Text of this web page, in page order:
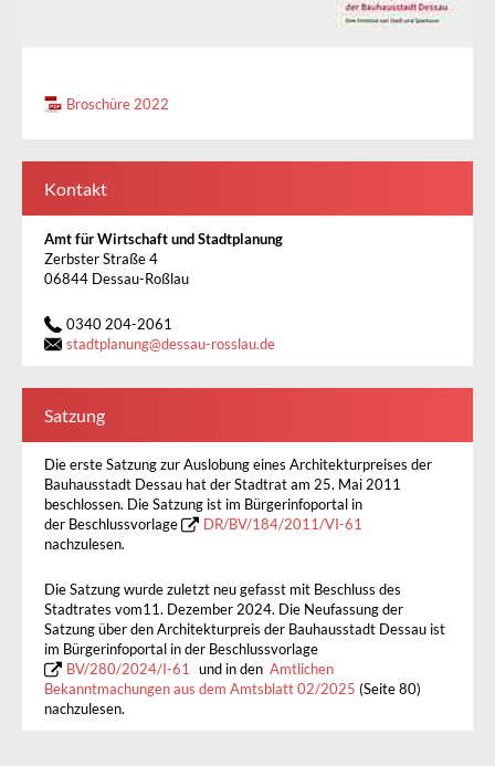
Broschüre 2022
Kontakt
Amt für Wirtschaft und Stadtplanung
Zerbster Straße 4
06844 Dessau-Roßlau
0340 204-2061
stadtplanung@dessau-rosslau.de
Satzung
Die erste Satzung zur Auslobung eines Architekturpreises der
Bauhausstadt Dessau hat der Stadtrat am 25. Mai 2011
beschlossen. Die Satzung ist im Bürgerinfoportal in
der Beschlussvorlage
DR/BV/184/2011/VI-61
nachzulesen.
Die Satzung wurde zuletzt neu gefasst mit Beschluss des
Stadtrates vom11. Dezember 2024. Die Neufassung der
Satzung über den Architekturpreis der Bauhausstadt Dessau ist
im Bürgerinfoportal in der Beschlussvorlage
BV/280/2024/I-61
und in den Amtlichen
Bekanntmachungen aus dem Amtsblatt 02/2025 (Seite 80)
nachzulesen.